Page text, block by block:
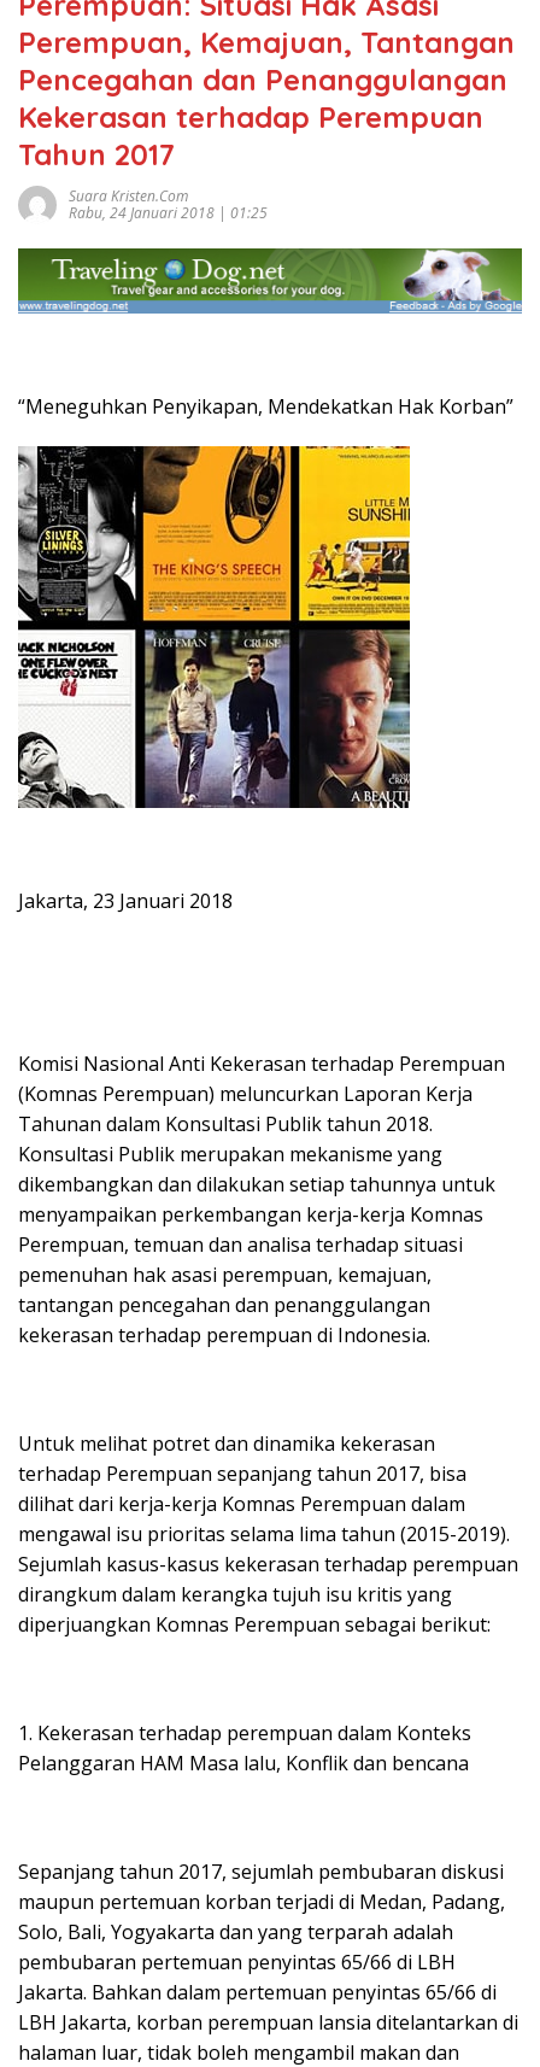
Perempuan, Kemajuan, Tantangan
Pencegahan dan Penanggulangan
Kekerasan terhadap Perempuan
Tahun 2017
Suara Kristen.com
Rabu, 24 Januari 2018 | 01:25
“Meneguhkan Penyikapan, Mendekatkan Hak Korban”
Jakarta, 23 Januari 2018
Komisi Nasional Anti Kekerasan terhadap Perempuan
(Komnas Perempuan) meluncurkan Laporan Kerja
Tahunan dalam Konsultasi Publik tahun 2018.
Konsultasi Publik merupakan mekanisme yang
dikembangkan dan dilakukan setiap tahunnya untuk
menyampaikan perkembangan kerja-kerja Komnas
Perempuan, temuan dan analisa terhadap situasi
pemenuhan hak asasi perempuan, kemajuan,
tantangan pencegahan dan penanggulangan
kekerasan terhadap perempuan di Indonesia.
Untuk melihat potret dan dinamika kekerasan
terhadap Perempuan sepanjang tahun 2017, bisa
dilihat dari kerja-kerja Komnas Perempuan dalam
mengawal isu prioritas selama lima tahun (2015-2019).
Sejumlah kasus-kasus kekerasan terhadap perempuan
dirangkum dalam kerangka tujuh isu kritis yang
diperjuangkan Komnas Perempuan sebagai berikut:
1. Kekerasan terhadap perempuan dalam Konteks
Pelanggaran HAM Masa lalu, Konflik dan bencana
Sepanjang tahun 2017, sejumlah pembubaran diskusi
maupun pertemuan korban terjadi di Medan, Padang,
Solo, Bali, Yogyakarta dan yang terparah adalah
pembubaran pertemuan penyintas 65/66 di LBH
Jakarta. Bahkan dalam pertemuan penyintas 65/66 di
LBH Jakarta, korban perempuan lansia ditelantarkan di
halaman luar, tidak boleh mengambil makan dan